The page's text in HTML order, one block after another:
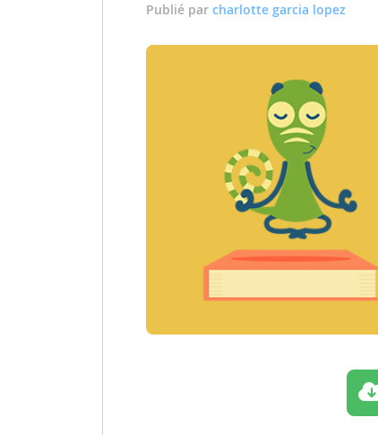
Publié par charlotte garcia lopez